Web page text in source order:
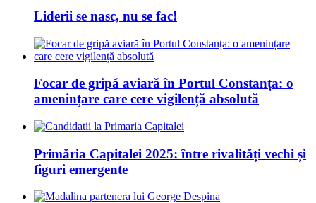
Liderii se nasc, nu se fac!
Focar de gripă aviară în Portul Constanța: o
amenințare care cere vigilență absolută
Primăria Capitalei 2025: între rivalități vechi și
figuri emergente